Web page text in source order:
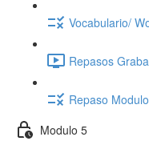
Vocabulario/
Repasos
Repaso
Modulo 5